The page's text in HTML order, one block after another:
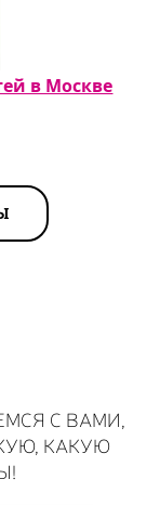
в Москве
С ВАМИ,
КАКУЮ